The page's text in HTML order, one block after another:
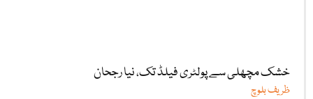
خشک مچھلی سے پولٹری فیلڈ تک، نیا رجحان
ظریف بلوچ